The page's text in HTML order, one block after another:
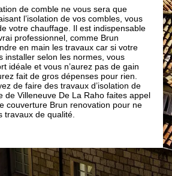
construction ou lors d’un projet de
le comble ; la pose d'isolation peut être
côté : au-dessus ou en-dessous des
pour ce faire, il est essentiel de faire appel
en couverture comme Brun renovation.
le toit est un bon moyen pour améliorer la
toit pour une maison dans une
Ainsi, si vous désirez avoir une bonne
; contactez sans plus attendre notre
Brun renovation dans la ville de
La Raho 66180.